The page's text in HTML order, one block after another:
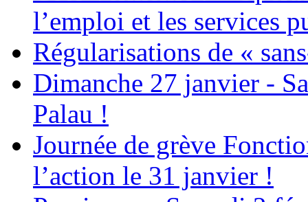
l’emploi et les services
Régularisations de «
Dimanche 27 janvier -
Palau !
Journée de grève
l’action le 31 janvier !